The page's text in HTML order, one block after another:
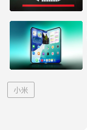
小米